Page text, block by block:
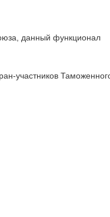
данный функционал
участников